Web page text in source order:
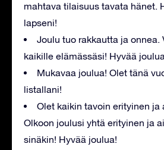
mahtava tilaisuus tavata hänet.
lapseni!
Joulu tuo rakkautta ja onnea.
kaikille elämässäsi! Hyvää
Mukavaa joulua! Olet tänä
listallani!
Olet kaikin tavoin erityinen ja
Olkoon joulusi yhtä erityinen ja
sinäkin! Hyvää joulua!